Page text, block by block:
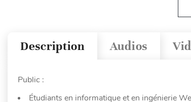
Audios
Description
Public :
Étudiants en informatique et en ingénierie